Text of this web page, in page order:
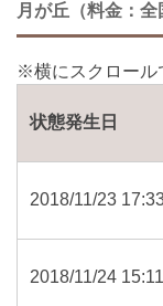
月が丘（料金：全
状態発生日
2018/11/23
2018/11/24 15:11